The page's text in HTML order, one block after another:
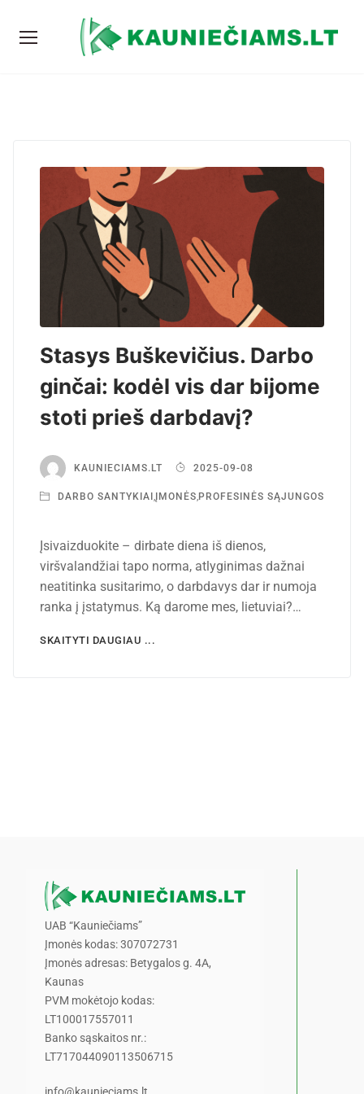
Stasys Buškevičius. Darbo
ginčai: kodėl vis dar bijome
stoti prieš darbdavį?
KAUNIECIAMS.LT 2025-09-08
DARBO SANTYKIAI ĮMONĖS PROFESINĖS SĄJUNGOS
Įsivaizduokite – dirbate diena iš dienos,
viršvalandžiai tapo norma, atlyginimas dažnai
neatitinka susitarimo, o darbdavys dar ir numoja
ranka į įstatymus. Ką darome mes, lietuviai?…
SKAITYTI DAUGIAU ...
UAB “Kauniečiams”
Įmonės kodas: 307072731
Įmonės adresas: Betygalos g. 4A,
Kaunas
PVM mokėtojo kodas:
LT100017557011
Banko sąskaitos nr.:
LT717044090113506715